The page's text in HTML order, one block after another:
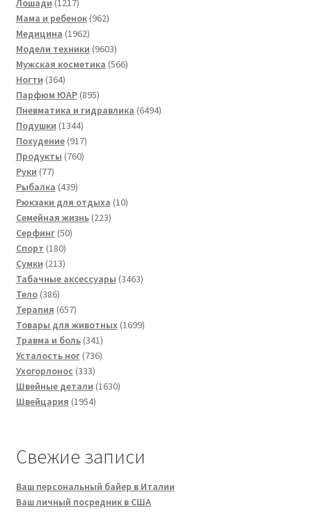
Лошади 1217
товаров
Мама и ребенок 962962
Медицина 19621962
товара
Модели техники 96039603
товара
Мужская косметика 566566
Ногти 364364
товара
Парфюм ЮАР 895895
товаров
Пневматика и гидравлика 64946494
Подушки 13441344
товара
Похудение 917917
товаров
Продукты 760760
Руки 7777
товаров
Рыбалка 439439
товаров
Рюкзаки для отдыха 1010
Семейная жизнь 223223
Серфинг 5050
Спорт 180180
товаров
Сумки 213213
товаров
Табачные аксессуары 34633463
Тело 386386
товаров
Терапия 657657
товаров
Товары для животных 16991699
Травма и боль 341341
товар
Усталость ног 736736
Ухогорлонос 333333
товара
Швейные детали 16301630
Швейцария 19541954
Свежие записи
Ваш персональный байер в Италии
Ваш личный посредник в США